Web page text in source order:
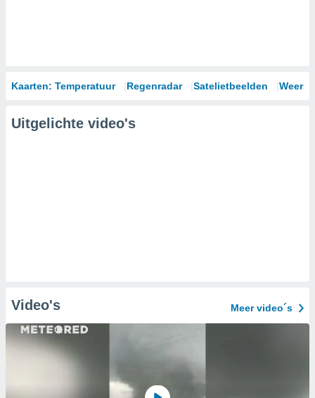
Kaarten: Temperatuur Regenradar Satelietbeelden
Uitgelichte video's
Video's Meer video´s